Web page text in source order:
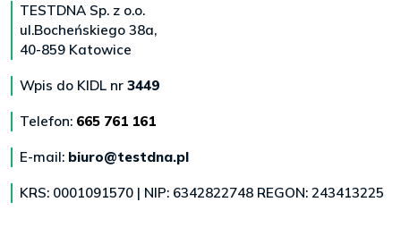
TESTDNA Sp. z o.o.
ul.Bocheńskiego 38a,
40-859 Katowice
Wpis do KIDL nr 3449
Telefon: 665 761 161
E-mail: biuro@testdna.pl
KRS: 0001091570 | NIP: 6342822748 REGON: 243413225